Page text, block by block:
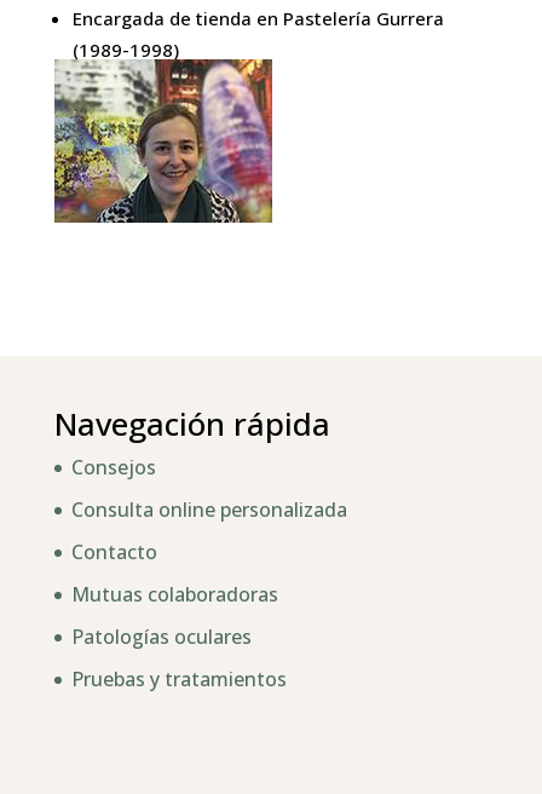
Encargada de tienda en Pastelería Gurrera
(1989-1998)
Navegación rápida
Consejos
Consulta online personalizada
Contacto
Mutuas colaboradoras
Patologías oculares
Pruebas y tratamientos